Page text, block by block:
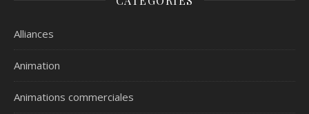
Alliances
Animation
Animations commerciales